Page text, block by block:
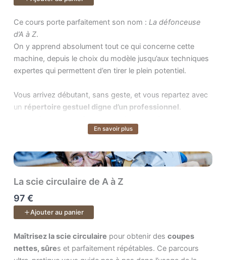
Ce cours porte parfaitement son nom : . On y apprend
Ce cours porte parfaitement son nom :La défonceuse
d’A à Z.
On y apprend absolument tout ce qui concerne cette
machine, depuis le choix du modèle jusqu’aux techniques
expertes qui permettent d’en tirer le plein potentiel.
Vous arrivez débutant, sans geste, et vous repartez avec
un répertoire gestuel digne d’un professionnel.
machine, les montages d’usinage, les techniques
apprenez àfaire les bons gestes en sécurité .
Au fil du cours, vous construisez de nombreux gabarits :
gabarits circulaires, gabarits de calibrage… Tous conçus
pour vous rendre autonome et précis.
À la fin, vous êtes capable de réalisertous les
assemblages classiques de la menuiserie, mais aussi de
En savoir plus
La scie circulaire de A à Z
97 €
Ajouter au panier
pour obtenir des s et parfaitement répétables. Ce parcours
Maîtrisez la scie circulaire pour obtenir descoupes
nettes, sûres et parfaitement répétables. Ce parcours